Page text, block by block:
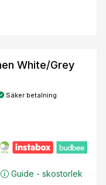
White/Grey
Säker betalning
Guide - skostorlek